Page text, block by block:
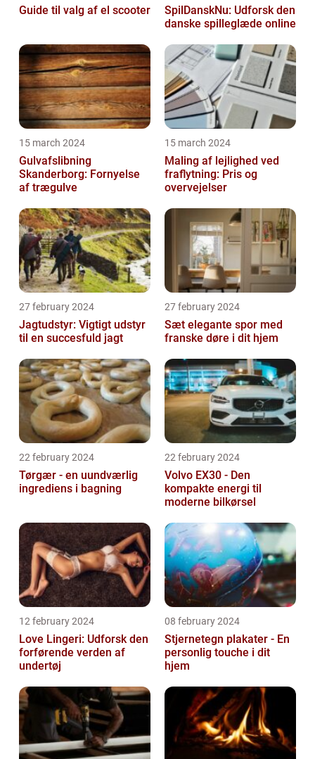
Guide til valg af el scooter
SpilDanskNu: Udforsk den
danske spilleglæde online
15 march 2024
Gulvafslibning
Skanderborg: Fornyelse
af trægulve
15 march 2024
Maling af lejlighed ved
fraflytning: Pris og
overvejelser
27 february 2024
Jagtudstyr: Vigtigt udstyr
til en succesfuld jagt
27 february 2024
Sæt elegante spor med
franske døre i dit hjem
22 february 2024
Tørgær - en uundværlig
ingrediens i bagning
22 february 2024
Volvo EX30 - Den
kompakte energi til
moderne bilkørsel
12 february 2024
Love Lingeri: Udforsk den
forførende verden af
undertøj
08 february 2024
Stjernetegn plakater - En
personlig touche i dit
hjem